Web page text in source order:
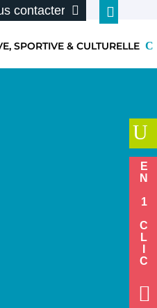
contacter
SPORTIVE & CULTURELLE
U
EN 1 CLIC
